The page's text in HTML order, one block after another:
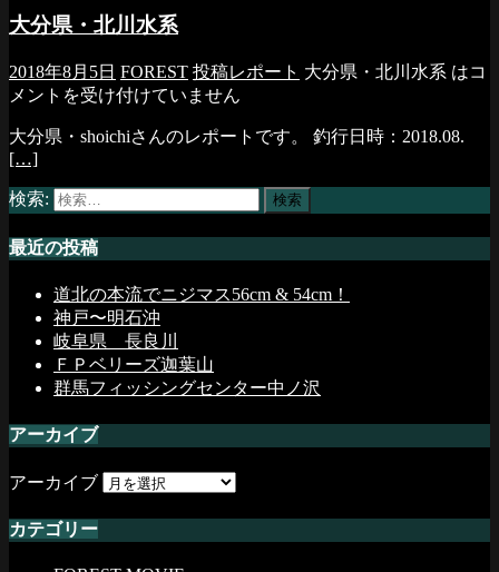
大分県・北川水系
2018年8月5日 FOREST 投稿レポート 大分県・北川水系 はコ
メントを受け付けていません
大分県・shoichiさんのレポートです。 釣行日時：2018.08.
[…]
検索:
最近の投稿
道北の本流でニジマス56cm & 54cm！
神戸〜明石沖
岐阜県 長良川
ＦＰベリーズ迦葉山
群馬フィッシングセンター中ノ沢
アーカイブ
アーカイブ
カテゴリー